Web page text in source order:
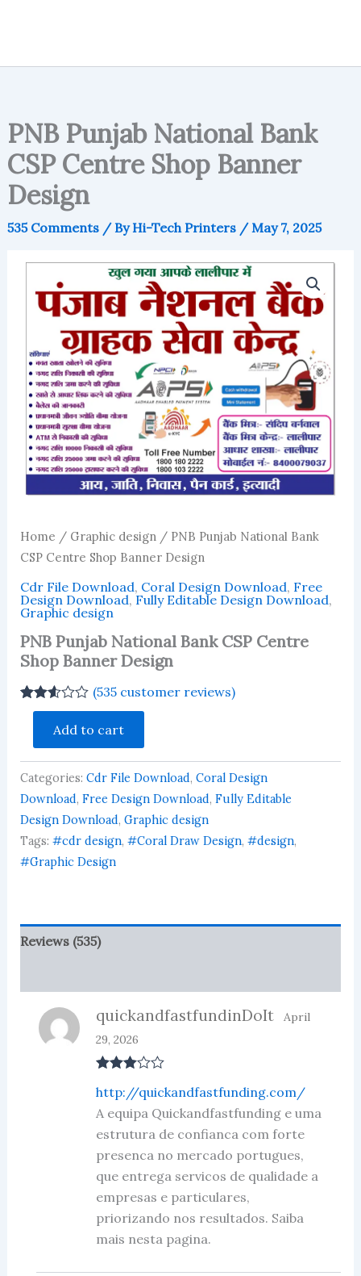
PNB Punjab National Bank
CSP Centre Shop Banner
Design
535 Comments / ByHi-Tech Printers / May 7, 2025
Home / Graphic design/ PNB Punjab National Bank
CSP Centre Shop Banner Design
Cdr File Download, Coral Design Download, Free
Design Download, Fully Editable Design Download,
Graphic design
PNB Punjab National Bank CSP Centre
Shop Banner Design
Rated
based
on
528
customer
ratings
(535 customer reviews)
Punjab
National
Bank
CSP
Centre
Shop
Banner
Design
quantity
Add to cart
Categories: Cdr File Download, Coral Design
Download, Free Design Download, Fully Editable
Design Download, Graphic design
Tags: #cdr design, #Coral Draw Design, #design,
#Graphic Design
Reviews (535)
out of 5
quickandfastfundinDoIt
April
29, 2026
http://quickandfastfunding.com/
A equipa Quickandfastfunding e uma
estrutura de confianca com forte
presenca no mercado portugues,
que entrega servicos de qualidade a
empresas e particulares,
priorizando nos resultados. Saiba
mais nesta pagina.